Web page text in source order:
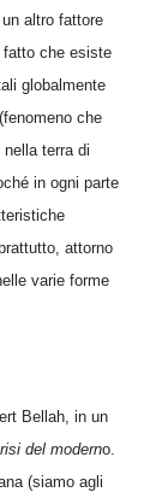
altro fattore
che esiste
globalmente
che
terra di
in ogni parte
attorno
varie forme
Bellah, in un
del moderno.
(siamo agli